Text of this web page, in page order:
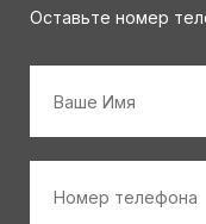
Оставьте номер
телефона